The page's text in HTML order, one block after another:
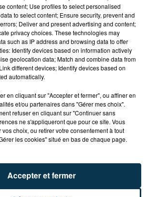
: UN ENFANT DÉCÈDE APRÈS
8E ÉTAGE
content; Use profiles to select personalised
to select content; Ensure security, prevent and
Deliver and present advertising and content;
privacy choices. These technologies may
such as IP address and browsing data to offer
Identify devices based on information actively
geolocation data; Match and combine data from
different devices; Identify devices based on
automatically.
en cliquant sur "Accepter et fermer", ou affiner en
et/ou partenaires dans "Gérer mes choix".
refuser en cliquant sur "Continuer sans
ne s'appliqueront que pour ce site. Vous
choix, ou retirer votre consentement à tout
les cookies" situé en bas de chaque page.
Accepter et fermer